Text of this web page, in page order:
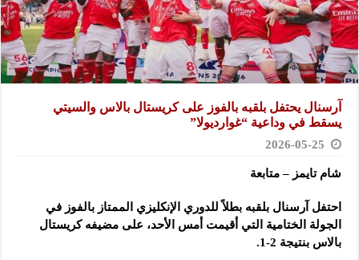
آرسنال يحتفل بلقبه بالفوز على كريستال بالاس والسيتي
يسقط في وداعية “غوارديولا”
2026-05-25
شام تايمز – متابعة
احتفل آرسنال بلقبه بطلاً للدوري الإنكليزي الممتاز بالفوز في
الجولة الختامية التي أقيمت أمس الأحد، على مضيفه كريستال
بالاس بنتيجة 2-1.